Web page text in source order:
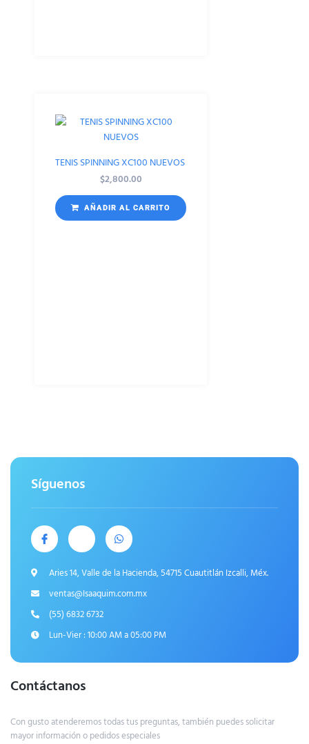
TENIS SPINNING XC100 NUEVOS
$2,800.00
AÑADIR AL CARRITO
Síguenos
Aries 14, Valle de la Hacienda, 54715 Cuautitlán Izcalli, Méx.
ventas@Isaaquim.com.mx
(55) 6832 6732
Lun-Vier : 10:00 AM a 05:00 PM
Contáctanos
Con gusto atenderemos todas tus preguntas, también puedes solicitar
mayor información o pedidos especiales